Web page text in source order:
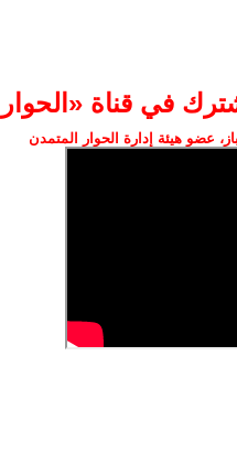
في قناة
عضو هيئة إدارة الحوار المتمدن